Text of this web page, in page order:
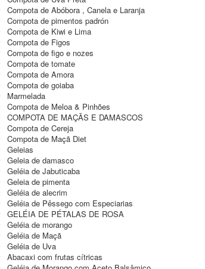
Compota de Abóbora , Canela e Laranja
Compota de pimentos padrón
Compota de Kiwi e Lima
Compota de Figos
Compota de figo e nozes
Compota de tomate
Compota de Amora
Compota de goiaba
Marmelada
Compota de Meloa & Pinhões
COMPOTA DE MAÇÃS E DAMASCOS
Compota de Cereja
Compota de Maçã Diet
Geleias
Geleia de damasco
Geléia de Jabuticaba
Geleia de pimenta
Geléia de alecrim
Geléia de Pêssego com Especiarias
GELÉIA DE PÉTALAS DE ROSA
Geléia de morango
Geléia de Maçã
Geléia de Uva
Abacaxi com frutas cítricas